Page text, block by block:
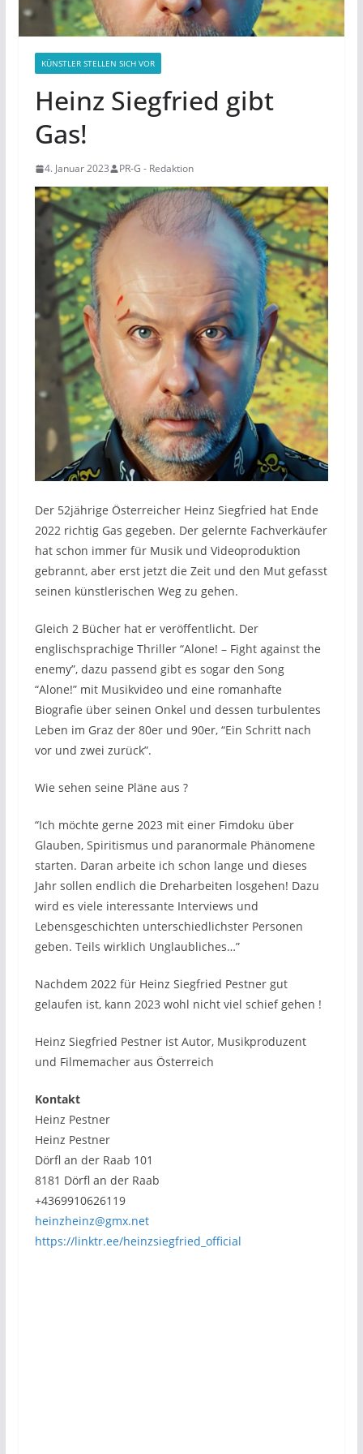
KÜNSTLER STELLEN SICH VOR
Heinz Siegfried gibt
Gas!
4. Januar 2023 PR-G - Redaktion
Der 52jährige Österreicher Heinz Siegfried hat Ende
2022 richtig Gas gegeben. Der gelernte Fachverkäufer
hat schon immer für Musik und Videoproduktion
gebrannt, aber erst jetzt die Zeit und den Mut gefasst
seinen künstlerischen Weg zu gehen.
Gleich 2 Bücher hat er veröffentlicht. Der
englischsprachige Thriller “Alone! – Fight against the
enemy”, dazu passend gibt es sogar den Song
“Alone!” mit Musikvideo und eine romanhafte
Biografie über seinen Onkel und dessen turbulentes
Leben im Graz der 80er und 90er, “Ein Schritt nach
vor und zwei zurück”.
Wie sehen seine Pläne aus ?
“Ich möchte gerne 2023 mit einer Fimdoku über
Glauben, Spiritismus und paranormale Phänomene
starten. Daran arbeite ich schon lange und dieses
Jahr sollen endlich die Dreharbeiten losgehen! Dazu
wird es viele interessante Interviews und
Lebensgeschichten unterschiedlichster Personen
geben. Teils wirklich Unglaubliches…”
Nachdem 2022 für Heinz Siegfried Pestner gut
gelaufen ist, kann 2023 wohl nicht viel schief gehen !
Heinz Siegfried Pestner ist Autor, Musikproduzent
und Filmemacher aus Österreich
Kontakt
Heinz Pestner
Heinz Pestner
Dörfl an der Raab 101
8181 Dörfl an der Raab
+4369910626119
heinzheinz@gmx.net
https://linktr.ee/heinzsiegfried_official